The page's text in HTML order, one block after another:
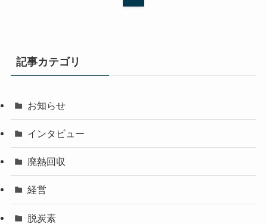
記事カテゴリ
お知らせ
インタビュー
廃熱回収
経営
脱炭素